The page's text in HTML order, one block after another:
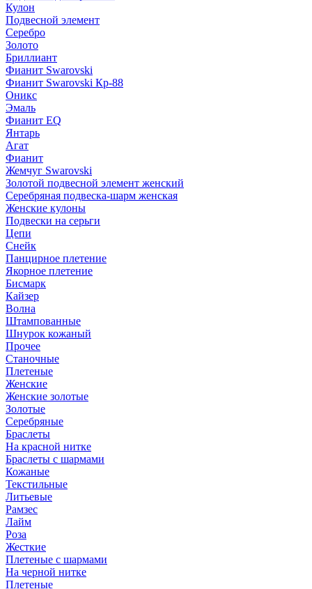
Кулон
Подвесной элемент
Серебро
Золото
Бриллиант
Фианит Swarovski
Фианит Swarovski Кр-88
Оникс
Эмаль
Фианит EQ
Янтарь
Агат
Фианит
Жемчуг Swarovski
Золотой подвесной элемент женcкий
Серебряная подвеска-шарм женская
Женские кулоны
Подвески на серьги
Цепи
Снейк
Панцирное плетение
Якорное плетение
Бисмарк
Кайзер
Волна
Штампованные
Шнурок кожаный
Прочее
Станочные
Плетеные
Женские
Женские золотые
Золотые
Серебряные
Браслеты
На красной нитке
Браслеты с шармами
Кожаные
Текстильные
Литьевые
Рамзес
Лайм
Роза
Жесткие
Плетеные с шармами
На черной нитке
Плетеные